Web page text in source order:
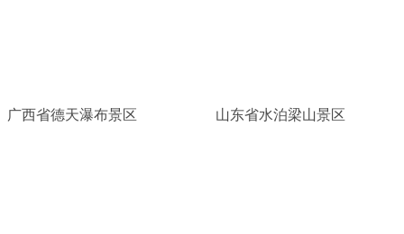
广西省德天瀑布景区 山东省水泊梁山景区